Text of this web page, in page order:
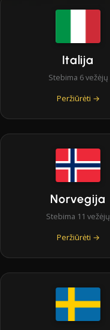
Italija
Stebima 6 vežėjų
Peržiūrėti →
Norvegija
Stebima 11 vežėjų
Peržiūrėti →